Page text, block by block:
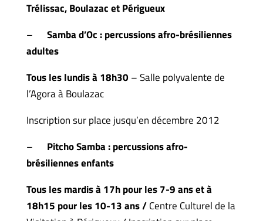
Trélissac, Boulazac et Périgueux
– Samba d’Oc :percussions afro-brésiliennes
adultes
Tous les lundis à 18h30– Salle polyvalente de
l’Agora à Boulazac
Inscription sur place jusqu’en décembre 2012
– Pitcho Samba :percussions afro-
brésiliennes enfants
Tous les mardis à 17h pour les 7-9 ans et à
18h15 pour les 10-13 ans /Centre Culturel de la